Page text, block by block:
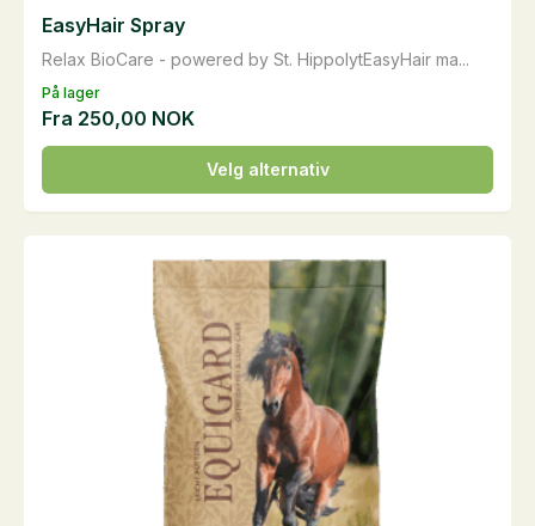
På lager
Relax BioCare - powered by St. HippolytEasyHair ma...
EasyHair Spray
Fra 250,00 NOK
Velg alternativ
Dette
produktet
har
Alternativene